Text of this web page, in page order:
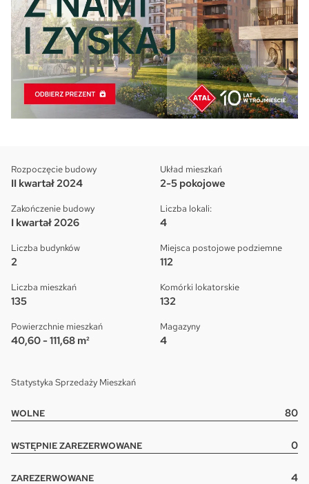
Rozpoczęcie budowy
II kwartał 2024
Zakończenie budowy
I kwartał 2026
Liczba budynków
2
Liczba mieszkań
135
Powierzchnie mieszkań
40,60 - 111,68 m²
Układ mieszkań
2-5 pokojowe
Liczba lokali:
4
Miejsca postojowe podziemne
112
Komórki lokatorskie
132
Magazyny
4
Statystyka Sprzedaży Mieszkań
WOLNE 80
WSTĘPNIE ZAREZERWOWANE 0
ZAREZERWOWANE 4